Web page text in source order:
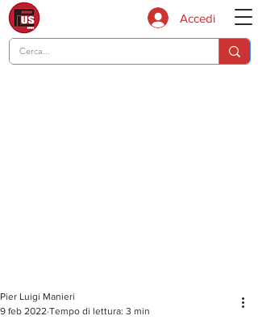
Accedi
Pier Luigi Manieri
9 feb 2022 Tempo di lettura: 3 min